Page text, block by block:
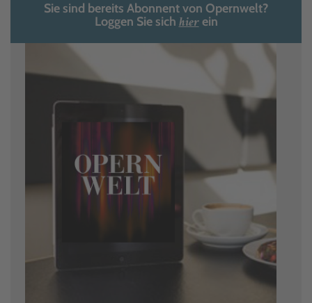
Sie sind bereits Abonnent von Opernwelt?
Loggen Sie sich hierein